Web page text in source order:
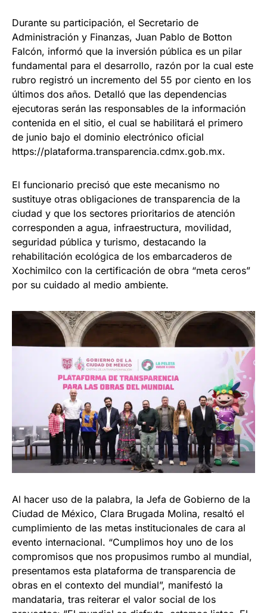
Durante su participación, el Secretario de
Administración y Finanzas, Juan Pablo de Botton
Falcón, informó que la inversión pública es un pilar
fundamental para el desarrollo, razón por la cual este
rubro registró un incremento del 55 por ciento en los
últimos dos años. Detalló que las dependencias
ejecutoras serán las responsables de la información
contenida en el sitio, el cual se habilitará el primero
de junio bajo el dominio electrónico oficial
https://plataforma.transparencia.cdmx.gob.mx.
El funcionario precisó que este mecanismo no
sustituye otras obligaciones de transparencia de la
ciudad y que los sectores prioritarios de atención
corresponden a agua, infraestructura, movilidad,
seguridad pública y turismo, destacando la
rehabilitación ecológica de los embarcaderos de
Xochimilco con la certificación de obra “meta ceros”
por su cuidado al medio ambiente.
Al hacer uso de la palabra, la Jefa de Gobierno de la
Ciudad de México, Clara Brugada Molina, resaltó el
cumplimiento de las metas institucionales de cara al
evento internacional. “Cumplimos hoy uno de los
compromisos que nos propusimos rumbo al mundial,
presentamos esta plataforma de transparencia de
obras en el contexto del mundial”, manifestó la
mandataria, tras reiterar el valor social de los